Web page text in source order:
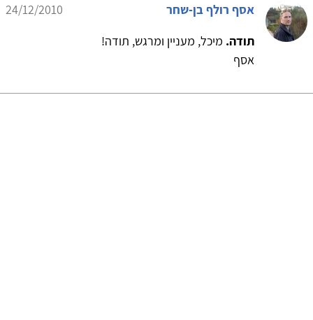
אסף רולף בן-שחר
24/12/2010
תודה. מיכל, מעניין ומרגש, תודה!
אסף